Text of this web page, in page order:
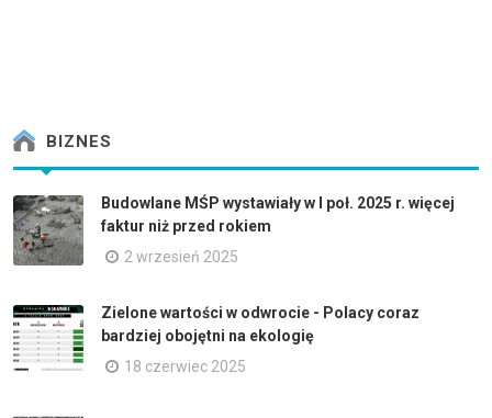
BIZNES
Budowlane MŚP wystawiały w I poł. 2025 r. więcej
faktur niż przed rokiem
2 wrzesień 2025
Zielone wartości w odwrocie - Polacy coraz
bardziej obojętni na ekologię
18 czerwiec 2025